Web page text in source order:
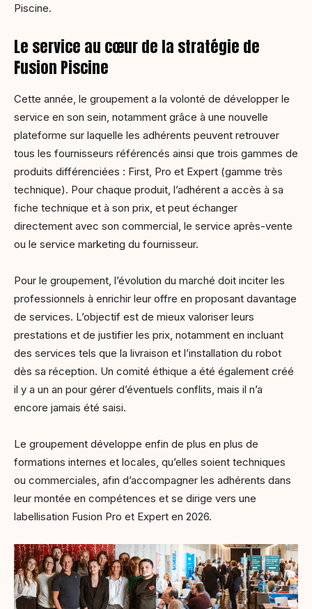
Piscine.
Le service au cœur de la stratégie de
Fusion Piscine
Cette année, le groupement a la volonté de développer le
service en son sein, notamment grâce à une nouvelle
plateforme sur laquelle les adhérents peuvent retrouver
tous les fournisseurs référencés ainsi que trois gammes de
produits différenciées : First, Pro et Expert (gamme très
technique). Pour chaque produit, l’adhérent a accès à sa
fiche technique et à son prix, et peut échanger
directement avec son commercial, le service après-vente
ou le service marketing du fournisseur.
Pour le groupement, l’évolution du marché doit inciter les
professionnels à enrichir leur offre en proposant davantage
de services. L’objectif est de mieux valoriser leurs
prestations et de justifier les prix, notamment en incluant
des services tels que la livraison et l’installation du robot
dès sa réception. Un comité éthique a été également créé
il y a un an pour gérer d’éventuels conflits, mais il n’a
encore jamais été saisi.
Le groupement développe enfin de plus en plus de
formations internes et locales, qu’elles soient techniques
ou commerciales, afin d’accompagner les adhérents dans
leur montée en compétences et se dirige vers une
labellisation Fusion Pro et Expert en 2026.